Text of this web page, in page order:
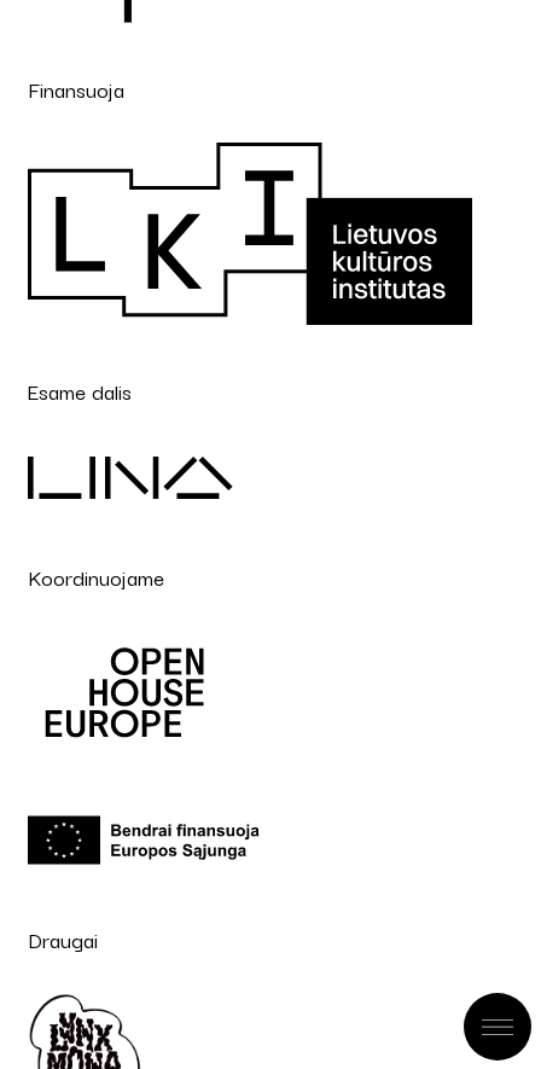
Finansuoja
Esame dalis
Koordinuojame
Draugai